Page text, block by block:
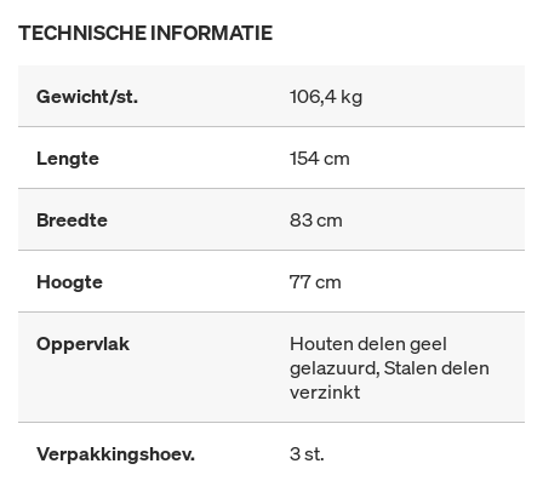
TECHNISCHE INFORMATIE
Gewicht/st. 106,4 kg
Lengte 154 cm
Breedte 83 cm
Hoogte 77 cm
Oppervlak
Houten delen geel
gelazuurd, Stalen delen
verzinkt
Verpakkingshoev. 3 st.